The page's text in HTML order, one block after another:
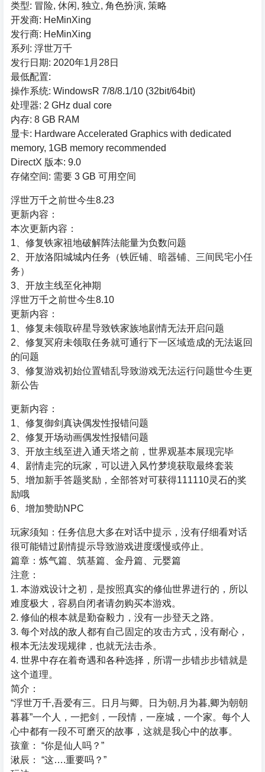
类型: 冒险, 休闲, 独立, 角色扮演, 策略
开发商: HeMinXing
发行商: HeMinXing
系列: 浮世万千
发行日期: 2020年1月28日
最低配置:
操作系统: WindowsR 7/8/8.1/10 (32bit/64bit)
处理器: 2 GHz dual core
内存: 8 GB RAM
显卡: Hardware Accelerated Graphics with dedicated
memory, 1GB memory recommended
DirectX 版本: 9.0
存储空间: 需要 3 GB 可用空间
浮世万千之前世今生8.23
更新内容：
本次更新内容：
1、修复铁家祖地破解阵法能量为负数问题
2、开放洛阳城城内任务（铁匠铺、暗器铺、三间民宅小任
务）
3、开放主线至化神期
浮世万千之前世今生8.10
更新内容：
1、修复未领取碎星导致铁家族地剧情无法开启问题
2、修复冥府未领取任务就可通行下一区域造成的无法返回
的问题
3、修复游戏初始位置错乱导致游戏无法运行问题世今生更
新公告
更新内容：
1、修复御剑真诀偶发性报错问题
2、修复开场动画偶发性报错问题
3、开放主线至进入通天塔之前，世界观基本展现完毕
4、剧情走完的玩家，可以进入风竹梦境获取最终套装
5、增加新手答题奖励，全部答对可获得111110灵石的奖
励哦
6、增加赞助NPC
玩家须知：任务信息大多在对话中提示，没有仔细看对话
很可能错过剧情提示导致游戏进度缓慢或停止。
篇章：炼气篇、筑基篇、金丹篇、元婴篇
注意：
1. 本游戏设计之初，是按照真实的修仙世界进行的，所以
难度极大，容易自闭者请勿购买本游戏。
2. 修仙的根本就是勤奋毅力，没有一步登天之路。
3. 每个对战的敌人都有自己固定的攻击方式，没有耐心，
根本无法发现规律，也就无法击杀。
4. 世界中存在着奇遇和各种选择，所谓一步错步步错就是
这个道理。
简介：
“浮世万千,吾爱有三。日月与卿。日为朝,月为暮,卿为朝朝
暮暮”一个人，一把剑，一段情，一座城，一个家。每个人
心中都有一段不可磨灭的故事，这就是我心中的故事。
孩童： “你是仙人吗？”
湫辰： “这….重要吗？”